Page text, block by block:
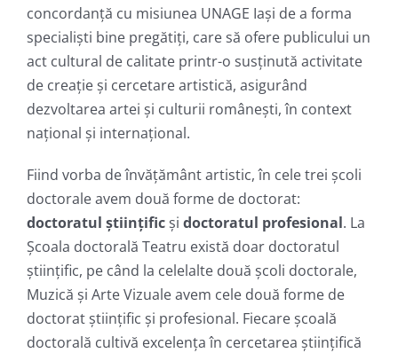
concordanță cu misiunea UNAGE Iași de a forma
specialişti bine pregătiţi, care să ofere publicului un
act cultural de calitate printr-o susţinută activitate
de creaţie şi cercetare artistică, asigurând
dezvoltarea artei şi culturii româneşti, în context
național și internaţional.
Fiind vorba de învățământ artistic, în cele trei școli
doctorale avem două forme de doctorat:
doctoratul științificși doctoratul profesional. La
Școala doctorală Teatru există doar doctoratul
științific, pe când la celelalte două școli doctorale,
Muzică și Arte Vizuale avem cele două forme de
doctorat științific și profesional. Fiecare școală
doctorală cultivă excelența în cercetarea științifică